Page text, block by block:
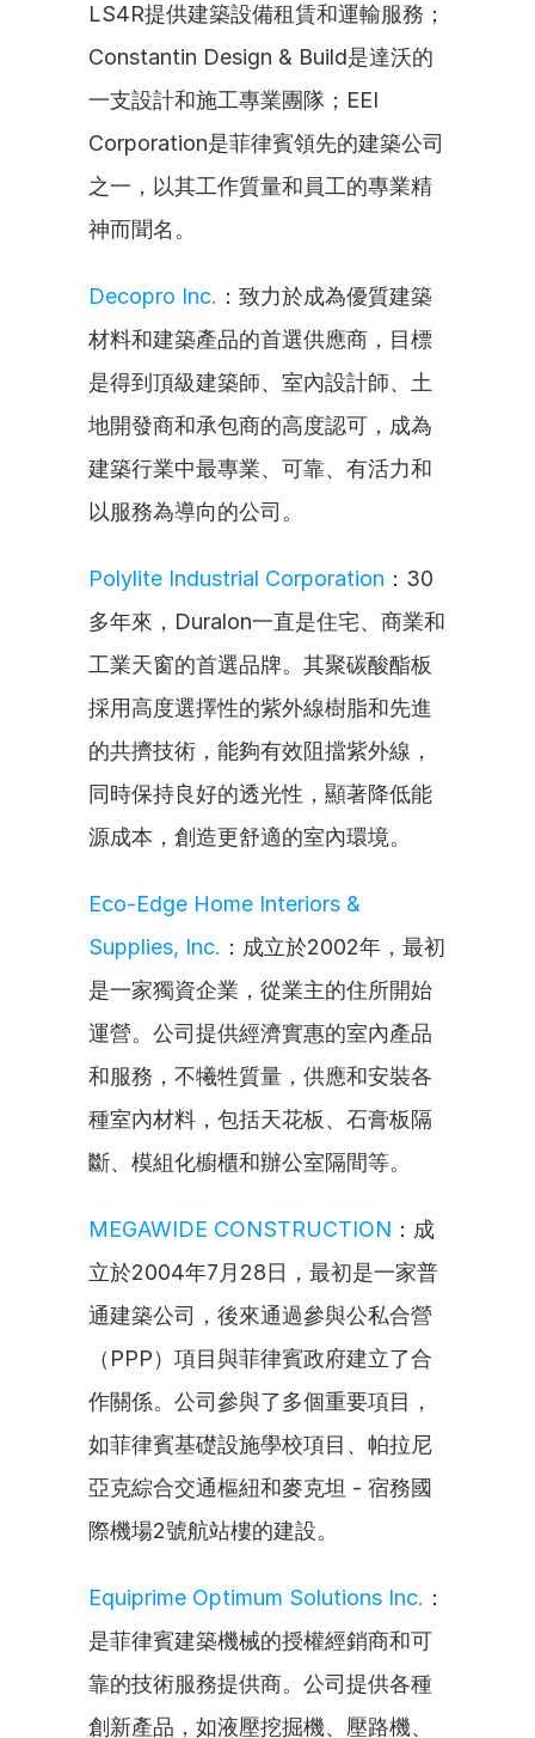
LS4R提供建築設備租賃和運輸服務；
Constantin Design & Build是達沃的
一支設計和施工專業團隊；EEI
Corporation是菲律賓領先的建築公司
之一，以其工作質量和員工的專業精
神而聞名。
Decopro Inc. ：致力於成為優質建築
材料和建築產品的首選供應商，目標
是得到頂級建築師、室內設計師、土
地開發商和承包商的高度認可，成為
建築行業中最專業、可靠、有活力和
以服務為導向的公司。
Polylite Industrial Corporation ：30
多年來，Duralon一直是住宅、商業和
工業天窗的首選品牌。其聚碳酸酯板
採用高度選擇性的紫外線樹脂和先進
的共擠技術，能夠有效阻擋紫外線，
同時保持良好的透光性，顯著降低能
源成本，創造更舒適的室內環境。
Eco-Edge Home Interiors &
Supplies, Inc. ：成立於2002年，最初
是一家獨資企業，從業主的住所開始
運營。公司提供經濟實惠的室內產品
和服務，不犧牲質量，供應和安裝各
種室內材料，包括天花板、石膏板隔
斷、模組化櫥櫃和辦公室隔間等。
MEGAWIDE CONSTRUCTION ：成
立於2004年7月28日，最初是一家普
通建築公司，後來通過參與公私合營
（PPP）項目與菲律賓政府建立了合
作關係。公司參與了多個重要項目，
如菲律賓基礎設施學校項目、帕拉尼
亞克綜合交通樞紐和麥克坦 - 宿務國
際機場2號航站樓的建設。
Equiprime Optimum Solutions Inc. ：
是菲律賓建築機械的授權經銷商和可
靠的技術服務提供商。公司提供各種
創新產品，如液壓挖掘機、壓路機、